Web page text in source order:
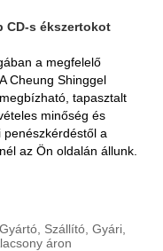
CD-s ékszertokot
a megfelelő
Cheung Shinggel
tapasztalt
minőség és
penészkérdéstől a
az Ön oldalán állunk.
Szállító, Gyári,
áron